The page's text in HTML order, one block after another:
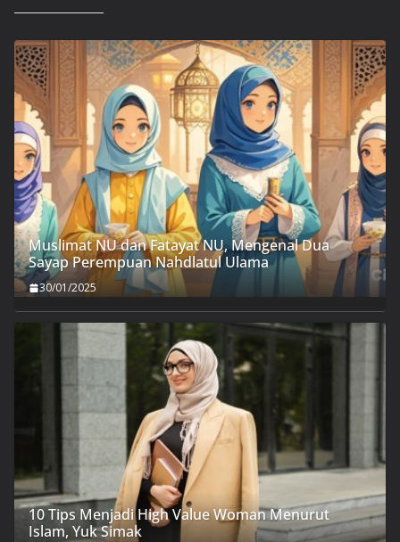
Muslimat NU dan Fatayat NU, Mengenal Dua
Sayap Perempuan Nahdlatul Ulama
30/01/2025
10 Tips Menjadi High Value Woman Menurut
Islam, Yuk Simak